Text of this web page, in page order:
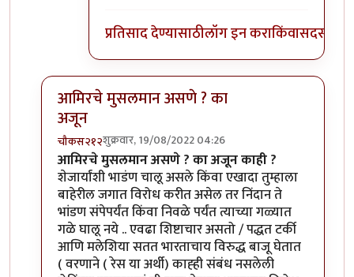
प्रतिसाद देण्यासाठीलॉग इन कराकिंवासदस्य व्हा
आमिरचे मुसलमान असणे ? का
अजून
चौकस२१२शुक्रवार, 19/08/2022 04:26
In reply toएक प्रश्न पडला आहेbyजेम्स वांड
आमिरचे मुसलमान असणे ? का अजून काही ?
शेजार्यांशी भाडंण चालू असले किंवा एखादा तुम्हाला
बाहेरील जगात विरोध करीत असेल तर निंदान ते
भांडण संपेपर्यंत किंवा निवळे पर्यंत त्याच्या गळ्यात
गळे घालू नये .. एवढा शिष्टाचार असतो / पद्धत टर्की
आणि मलेशिया सतत भारताचाय विरुद्ध बाजू घेतात
( वरणाने ( रेस या अर्थी) काह्ही संबंध नसलेली